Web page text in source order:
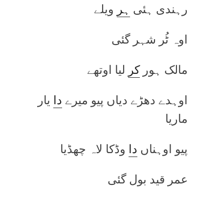
رہندی ہئی ہر ویلے
اوہ ٹُر شہر گئی
مالک ہورکر لیا اوتھے
اوہدے دھڑے دیاں پیو میرے دا یار
ماریا
پیو اوہناں دا وڈکا لاہ چھڈیا
عمر قید بول گئی